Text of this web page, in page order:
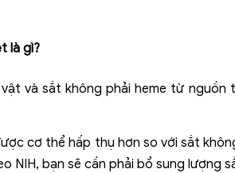
là gì?
và sắt không phải heme từ
cơ thể hấp thụ hơn so với sắt
NIH, bạn sẽ cần phải bổ sung lượng